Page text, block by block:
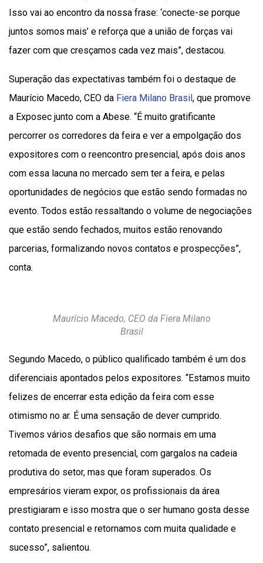
Isso vai ao encontro da nossa frase: ‘conecte-se porque
juntos somos mais’ e reforça que a união de forças vai
fazer com que cresçamos cada vez mais”, destacou.
Superação das expectativas também foi o destaque de
Maurício Macedo, CEO da Fiera Milano Brasil, que promove
a Exposec junto com a Abese. “É muito gratificante
percorrer os corredores da feira e ver a empolgação dos
expositores com o reencontro presencial, após dois anos
com essa lacuna no mercado sem ter a feira, e pelas
oportunidades de negócios que estão sendo formadas no
evento. Todos estão ressaltando o volume de negociações
que estão sendo fechados, muitos estão renovando
parcerias, formalizando novos contatos e prospecções”,
conta.
Maurício Macedo, CEO da Fiera Milano
Brasil
Segundo Macedo, o público qualificado também é um dos
diferenciais apontados pelos expositores. “Estamos muito
felizes de encerrar esta edição da feira com esse
otimismo no ar. É uma sensação de dever cumprido.
Tivemos vários desafios que são normais em uma
retomada de evento presencial, com gargalos na cadeia
produtiva do setor, mas que foram superados. Os
empresários vieram expor, os profissionais da área
prestigiaram e isso mostra que o ser humano gosta desse
contato presencial e retornamos com muita qualidade e
sucesso”, salientou.